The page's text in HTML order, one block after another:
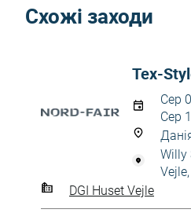
Схожі заходи
Tex-
Сер
Сер
Willy
DGI Huset Vejle